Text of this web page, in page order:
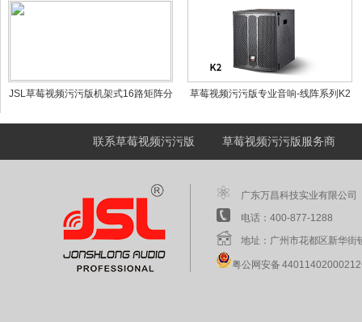
JSL草莓视频污污版机架式16路矩阵分
草莓视频污污版专业音响-线阵系列K2
联系草莓视频污污版 草莓视频污污版服务商
广东万昌科技实业有限公
电话：400-877-1288
地址：广州市花都区新华街
粤公网安备